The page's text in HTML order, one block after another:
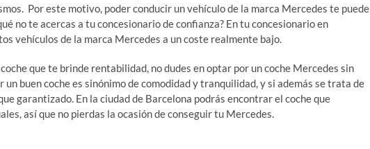
Por este motivo, poder conducir un vehículo de la marca Mercedes te puede
no te acercas a tu concesionario de confianza? En tu concesionario en
vehículos de la marca Mercedes a un coste realmente bajo.
que te brinde rentabilidad, no dudes en optar por un coche Mercedes sin
buen coche es sinónimo de comodidad y tranquilidad, y si además se trata de
garantizado. En la ciudad de Barcelona podrás encontrar el coche que
así que no pierdas la ocasión de conseguir tu Mercedes.